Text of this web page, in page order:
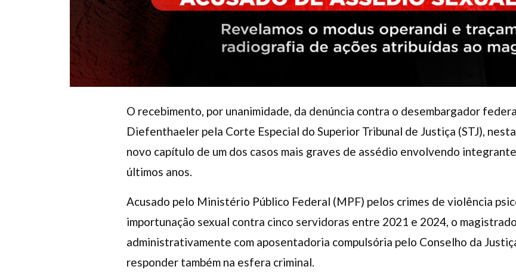
O recebimento, por unanimidade, da denúncia contra o desembargador
Diefenthaeler pela Corte Especial do Superior Tribunal de Justiça (STJ),
novo capítulo de um dos casos mais graves de assédio envolvendo
últimos anos.
Acusado pelo Ministério Público Federal (MPF) pelos crimes de violência
importunação sexual contra cinco servidoras entre 2021 e 2024, o
administrativamente com aposentadoria compulsória pelo Conselho da
responder também na esfera criminal.